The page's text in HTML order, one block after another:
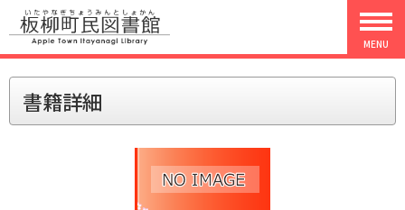
MENU
書籍詳細